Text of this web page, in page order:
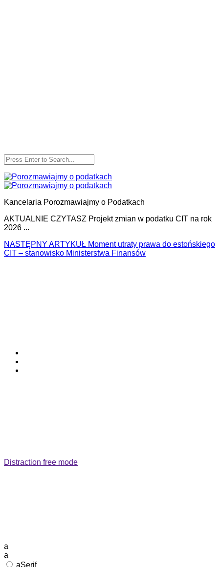
Kancelaria Porozmawiajmy o Podatkach
AKTUALNIE CZYTASZ Projekt zmian w podatku CIT na rok
2026 ...
NASTĘPNY ARTYKUŁ Moment utraty prawa do estońskiego
CIT – stanowisko Ministerstwa Finansów
Distraction free mode
a
a
aSerif